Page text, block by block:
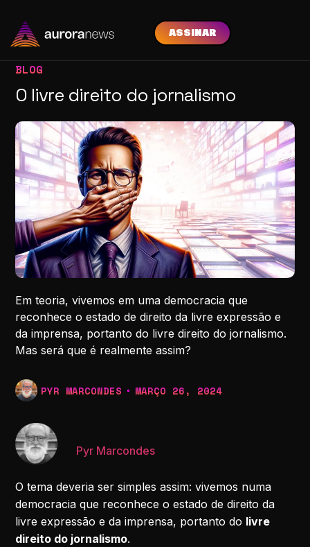
ASSINAR
BLOG
O livre direito do jornalismo
Em teoria, vivemos em uma democracia que
reconhece o estado de direito da livre expressão e
da imprensa, portanto do livre direito do jornalismo.
Mas será que é realmente assim?
PYR MARCONDES MARÇO 26, 2024
Pyr Marcondes
O tema deveria ser simples assim: vivemos numa
democracia que reconhece o estado de direito da
livre expressão e da imprensa, portanto do livre
direito do jornalismo.